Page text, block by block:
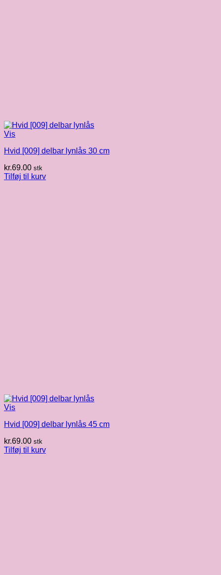
Vis
Hvid [009] delbar lynlås 30 cm
kr.69.00 stk
Tilføj til kurv
Vis
Hvid [009] delbar lynlås 45 cm
kr.69.00 stk
Tilføj til kurv